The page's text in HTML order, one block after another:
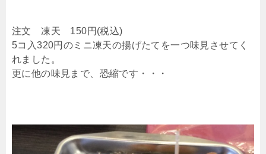
注文 凍天 150円(税込)
5コ入320円のミニ凍天の揚げたてを一つ味見させてく
れました。
更に他の味見まで、恐縮です・・・